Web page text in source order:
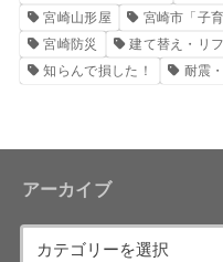
宮崎山形屋
宮崎市「子
宮崎防災
建て替え・リ
知らんで損した！
耐震
アーカイブ